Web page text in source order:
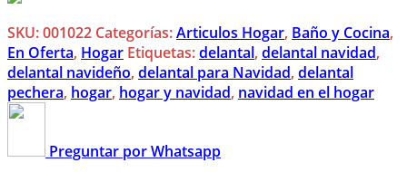
SKU:001022 Categorías:Articulos Hogar, Baño y Cocina,
En Oferta, Hogar Etiquetas:delantal, delantal navidad,
delantal navideño, delantal para Navidad, delantal
pechera, hogar, hogar y navidad, navidad en el hogar
Preguntar por Whatsapp